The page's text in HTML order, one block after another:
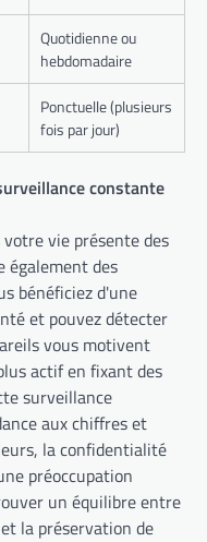
Quotidienne ou
hebdomadaire
Ponctuelle (plusieurs
fois par jour)
constante
vie présente des
également des
bénéficiez d'une
et pouvez détecter
vous motivent
actif en fixant des
surveillance
aux chiffres et
la confidentialité
préoccupation
un équilibre entre
la préservation de